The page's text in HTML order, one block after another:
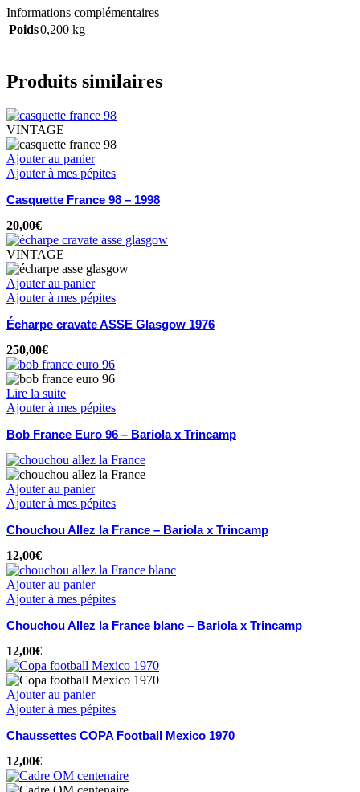
Informations complémentaires
Poids0,200 kg
Produits similaires
VINTAGE
Ajouter au panier
Ajouter à mes pépites
Casquette France 98 – 1998
20,00€
VINTAGE
Ajouter au panier
Ajouter à mes pépites
Écharpe cravate ASSE Glasgow 1976
250,00€
Lire la suite
Ajouter à mes pépites
Bob France Euro 96 – Bariola x Trincamp
Ajouter au panier
Ajouter à mes pépites
Chouchou Allez la France – Bariola x Trincamp
12,00€
Ajouter au panier
Ajouter à mes pépites
Chouchou Allez la France blanc – Bariola x Trincamp
12,00€
Ajouter au panier
Ajouter à mes pépites
Chaussettes COPA Football Mexico 1970
12,00€